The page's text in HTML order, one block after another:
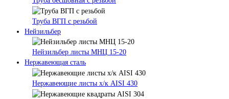
Труба ВГП с резьбой
Нейзильбер
Нейзильбер листы МНЦ 15-20
Нержавеющая сталь
Нержавеющие листы х/к AISI 430